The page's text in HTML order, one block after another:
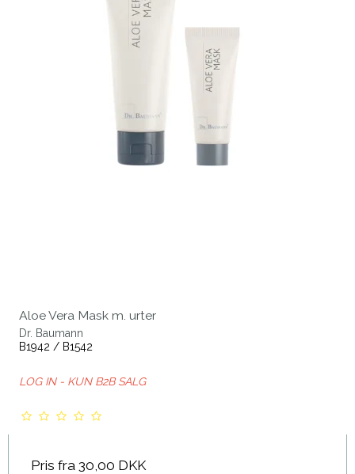
Aloe Vera Mask m. urter
Dr. Baumann
B1942 / B1542
LOG IN - KUN B2B SALG
Pris fra 30,00 DKK